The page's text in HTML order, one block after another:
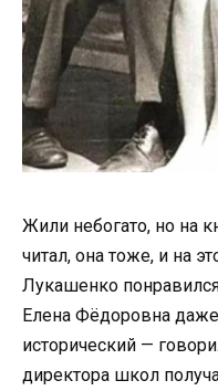
Жили небогато, но на
читал, она тоже, и на
Лукашенко
Елена Фёдоровна
исторический —
директора школ